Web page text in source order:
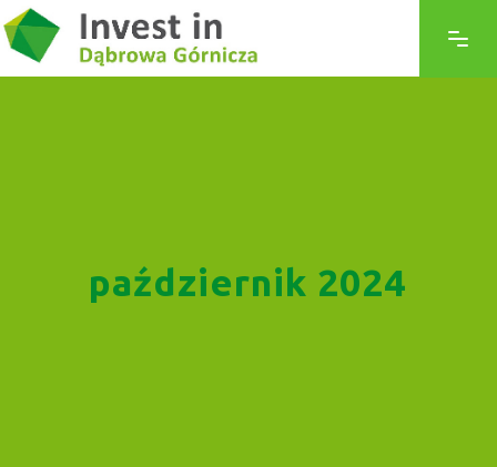
październik 2024